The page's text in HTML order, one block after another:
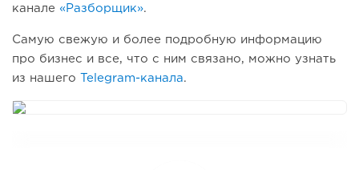
канале «Разборщик».
Самую свежую и более подробную информацию
про бизнес и все, что с ним связано, можно узнать
из нашего
Telegram-канала.